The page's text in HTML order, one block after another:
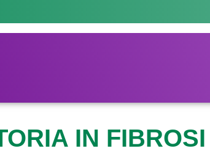
IN FIBROSI